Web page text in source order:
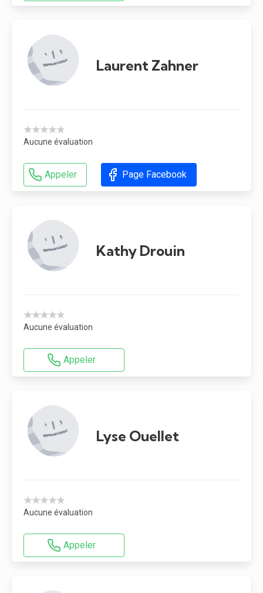
Laurent Zahner
★★★★★
Aucune évaluation
Appeler Page Facebook
Kathy Drouin
★★★★★
Aucune évaluation
Appeler
Lyse Ouellet
★★★★★
Aucune évaluation
Appeler